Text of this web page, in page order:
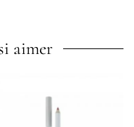
aimer